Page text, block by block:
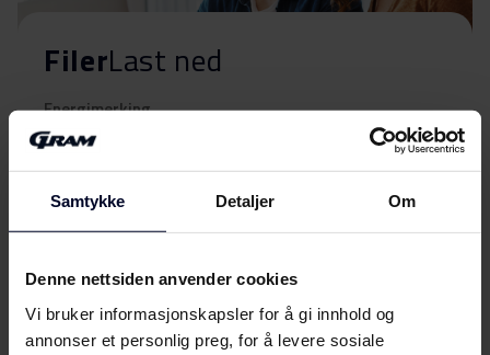
Samtykke Detaljer Om
Denne nettsiden anvender cookies
Vi bruker informasjonskapsler for å gi innhold og
annonser et personlig preg, for å levere sosiale
FilerLast ned
Energimerking
Energimerke Last ned
Brukerveiledning
Sikkerhetsinformasjon og
advarsler (DK)
Last ned